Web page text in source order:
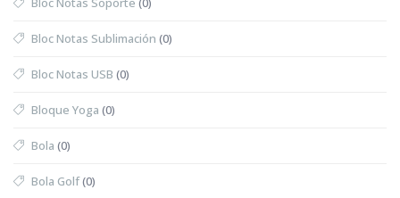
Bloc Notas Sublimación (0)
Bloc Notas USB (0)
Bloque Yoga (0)
Bola (0)
Bola Golf(0)